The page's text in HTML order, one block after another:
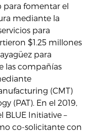
para fomentar el
mediante la
para
$1.25 millones
para
las compañías
(CMT)
(PAT). En el 2019,
BLUE Initiative –
co-solicitante con